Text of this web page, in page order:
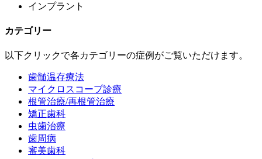
インプラント
カテゴリー
以下クリックで各カテゴリーの症例がご覧いただけます。
歯髄温存療法
マイクロスコープ診療
根管治療/再根管治療
矯正歯科
虫歯治療
歯周病
審美歯科